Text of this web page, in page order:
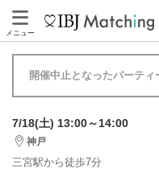
メニュー
開催中止となったパーティ
7/18(土) 13:00～14:00
神戸
三宮駅から徒歩7分